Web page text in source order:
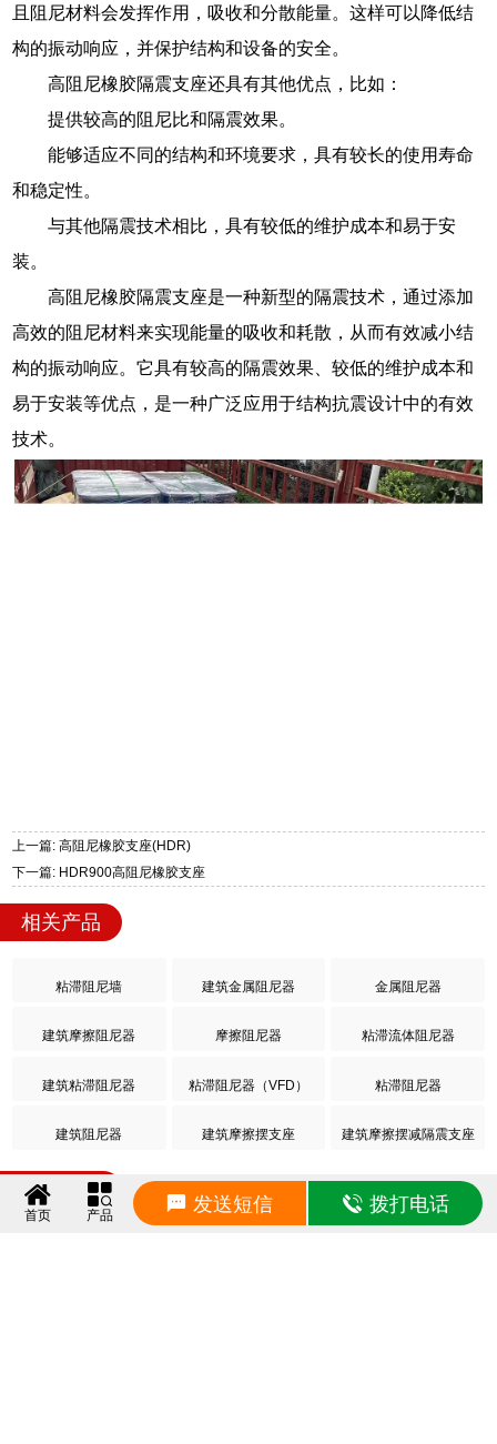
且阻尼材料会发挥作用，吸收和分散能量。这样可以降低结
构的振动响应，并保护结构和设备的安全。
高阻尼橡胶隔震支座还具有其他优点，比如：
提供较高的阻尼比和隔震效果。
能够适应不同的结构和环境要求，具有较长的使用寿命
和稳定性。
与其他隔震技术相比，具有较低的维护成本和易于安
装。
高阻尼橡胶隔震支座是一种新型的隔震技术，通过添加
高效的阻尼材料来实现能量的吸收和耗散，从而有效减小结
构的振动响应。它具有较高的隔震效果、较低的维护成本和
易于安装等优点，是一种广泛应用于结构抗震设计中的有效
技术。
上一篇: 高阻尼橡胶支座(HDR)
下一篇: HDR900高阻尼橡胶支座
相关产品
粘滞阻尼墙 建筑金属阻尼器 金属阻尼器
建筑摩擦阻尼器 摩擦阻尼器 粘滞流体阻尼器
建筑粘滞阻尼器 粘滞阻尼器（VFD） 粘滞阻尼器
建筑阻尼器 建筑摩擦摆支座 建筑摩擦摆减隔震支座
相关动态
首页 产品 发送短信 拨打电话